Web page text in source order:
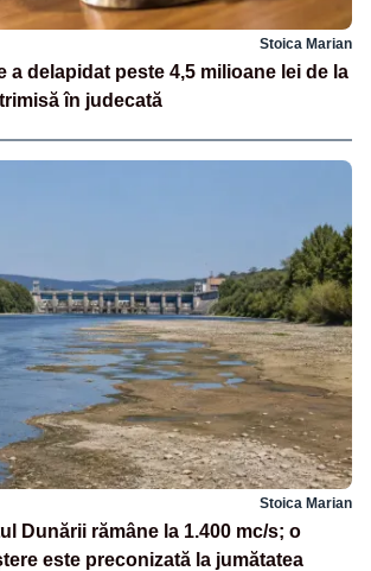
Stoica Marian
a delapidat peste 4,5 milioane lei de la
în judecată
Stoica Marian
Dunării rămâne la 1.400 mc/s; o
este preconizată la jumătatea